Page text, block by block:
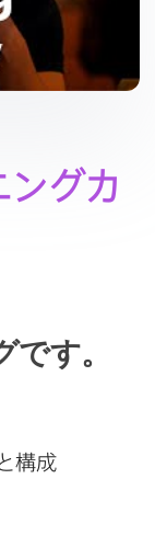
ングカ
す。
構成